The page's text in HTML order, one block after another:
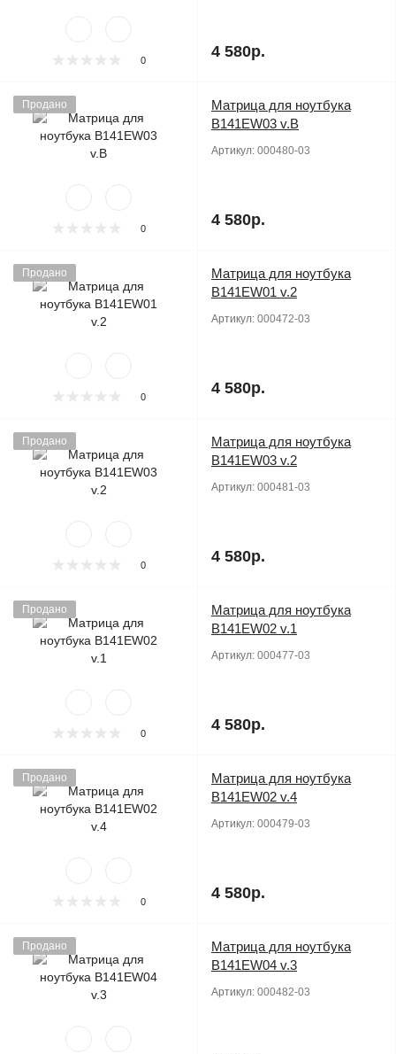
0 4 580р.
Продано
0
Матрица для ноутбука
B141EW03 v.B
Артикул: 000480-03
4 580р.
Продано
0
Матрица для ноутбука
B141EW01 v.2
Артикул: 000472-03
4 580р.
Продано
0
Матрица для ноутбука
B141EW03 v.2
Артикул: 000481-03
4 580р.
Продано
0
Матрица для ноутбука
B141EW02 v.1
Артикул: 000477-03
4 580р.
Продано
0
Матрица для ноутбука
B141EW02 v.4
Артикул: 000479-03
4 580р.
Продано
Матрица для ноутбука
B141EW04 v.3
Артикул: 000482-03